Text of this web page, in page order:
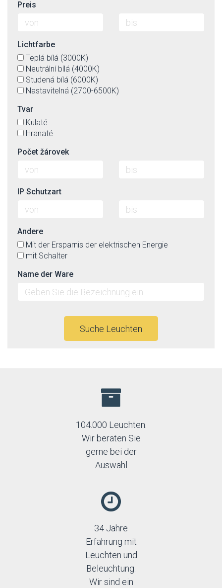
Preis
Lichtfarbe
Teplá bílá (3000K)
Neutrální bílá (4000K)
Studená bílá (6000K)
Nastavitelná (2700-6500K)
Tvar
Kulaté
Hranaté
Počet žárovek
IP Schutzart
Andere
Mit der Ersparnis der elektrischen Energie
mit Schalter
Name der Ware
Suche Leuchten
104.000 Leuchten.
Wir beraten Sie
gerne bei der
Auswahl
34 Jahre
Erfahrung mit
Leuchten und
Beleuchtung.
Wir sind ein